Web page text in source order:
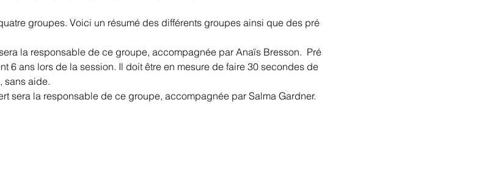
groupes. Voici un résumé des différents groupes ainsi que des pré
la responsable de ce groupe, accompagnée par Anaïs Bresson.  Pré
6 ans lors de la session. Il doit être en mesure de faire 30 secondes de
sans aide.
sera la responsable de ce groupe, accompagnée par Salma Gardner.